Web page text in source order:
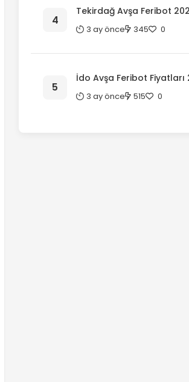
Tekirdağ Avşa Feribot
3 ay önce 345 0
İdo Avşa Feribot Fiyatları
3 ay önce 515 0